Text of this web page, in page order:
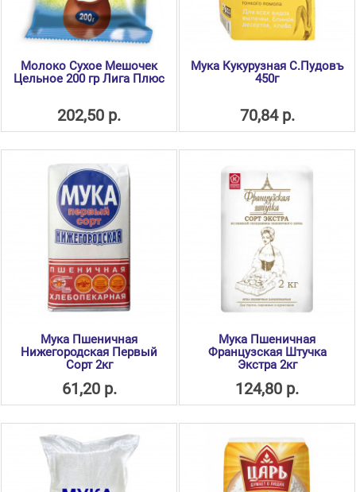
Молоко Сухое Мешочек
Цельное 200 гр Лига Плюс
202,50 р.
Мука Кукурузная С.Пудовъ
450г
70,84 р.
Мука Пшеничная
Нижегородская Первый
Сорт 2кг
61,20 р.
Мука Пшеничная
Французская Штучка
Экстра 2кг
124,80 р.